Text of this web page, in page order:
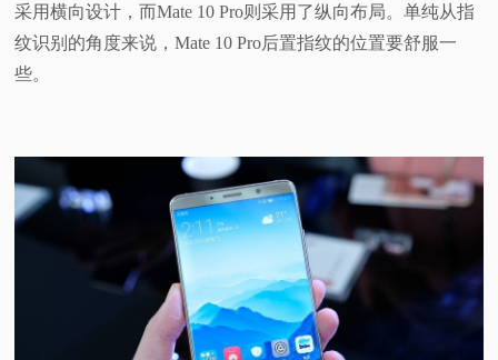
采用横向设计，而Mate 10 Pro则采用了纵向布局。单纯从指
纹识别的角度来说，Mate 10 Pro后置指纹的位置要舒服一
些。